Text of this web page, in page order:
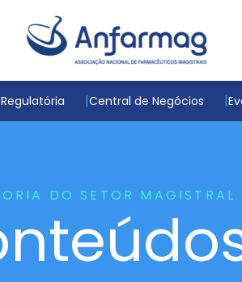
Central de Negócios
DO SETOR MAGISTRAL